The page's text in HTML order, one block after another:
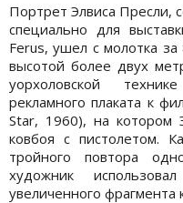
Портрет Элвиса Пресли,
специально для
Ferus, ушел с молотка
высотой более двух
уорхоловской
рекламного плаката к
Star, 1960), на котором
ковбоя с пистолетом.
тройного повтора
художник
увеличенного фрагмента